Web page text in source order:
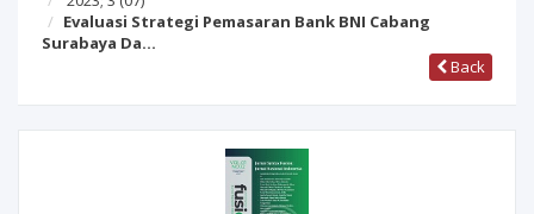
Evaluasi Strategi Pemasaran Bank BNI Cabang
Surabaya Da…
Back